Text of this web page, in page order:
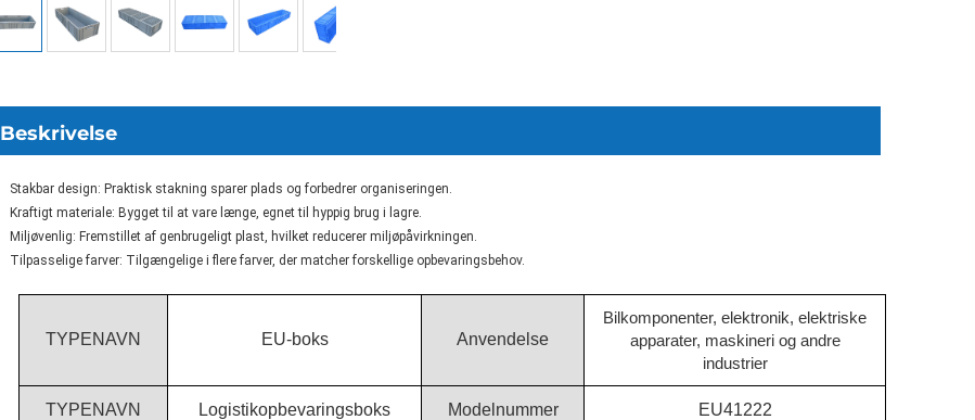
Beskrivelse
Stakbar design: Praktisk stakning sparer plads og forbedrer organiseringen.
Kraftigt materiale: Bygget til at vare længe, egnet til hyppig brug i lagre.
Miljøvenlig: Fremstillet af genbrugeligt plast, hvilket reducerer miljøpåvirkningen.
Tilpasselige farver: Tilgængelige i flere farver, der matcher forskellige opbevaringsbehov.
TYPENAVN EU-boks Anvendelse
Bilkomponenter, elektronik, elektriske
apparater, maskineri og andre
industrier
TYPENAVN Logistikopbevaringsboks Modelnummer EU41222